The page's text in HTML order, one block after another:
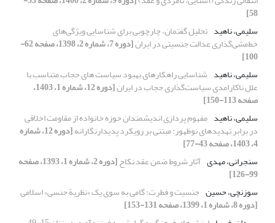
58]
سلیمی، ناهید تحلیل‌ گفتمان، چارچوبی برای شناسایی ویژگی‌های
خط‌مشی‌گذاری عدالت جنسیتی در ایران [دوره 7، شماره 2، 1398، صفحه 62-
100]
سلیمی، ناهید شناسایی راهکارهای بهبود سیاست های حجاب متناسب با
علل ناکارامدی سیاست‌گذاری حجاب در ایران [دوره 12، شماره 1، 1403،
صفحه 113-150]
سلیمی، ناهید مفهوم پردازی اندیشمندان حوزه خانواده از مقاومت اخلاقی
در برابر تهدیدهای نوظهور: مبتنی بر رویکرد پدیدارنگارانه [دوره 12، شماره
4، 1403، صفحه 43-77]
سنجرانی، مهدی آثار شروط ضمن عقد نکاح [دوره 2، شماره 1، 1393، صفحه
99-126]
سوزنچی، حسین جنسیت و فطرت؛ گامی به سوی یک «نظریة جنسی» اسلامی
[دوره 8، شماره 1، 1399، صفحه 131-153]